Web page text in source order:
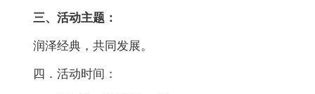
三、活动主题：
润泽经典，共同发展。
四．活动时间：